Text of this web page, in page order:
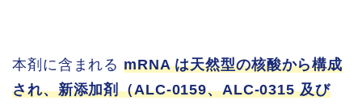
本剤に含まれるmRNA は天然型の核酸から構成
され、新添加剤（ALC-0159、ALC-0315 及び